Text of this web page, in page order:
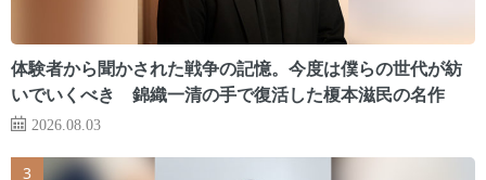
体験者から聞かされた戦争の記憶。今度は僕らの世代が紡
いでいくべき 錦織一清の手で復活した榎本滋民の名作
2026.08.03